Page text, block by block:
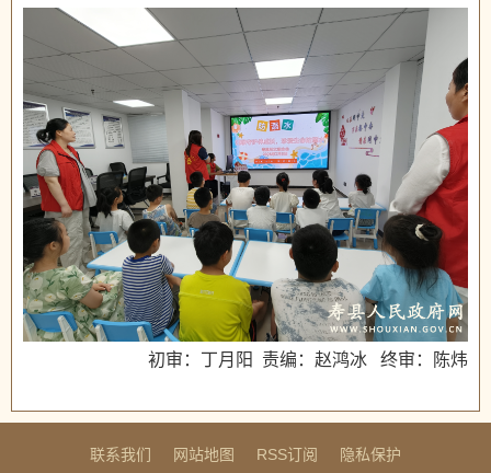
初审：丁月阳 责编：赵鸿冰 终审：陈炜
联系我们 网站地图 RSS订阅 隐私保护